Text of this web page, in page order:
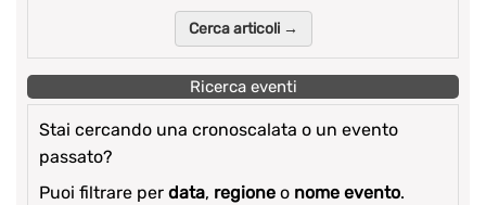
Cerca articoli →
Ricerca eventi
Stai cercando una cronoscalata o un evento
passato?
Puoi filtrare per data, regione o nome evento.